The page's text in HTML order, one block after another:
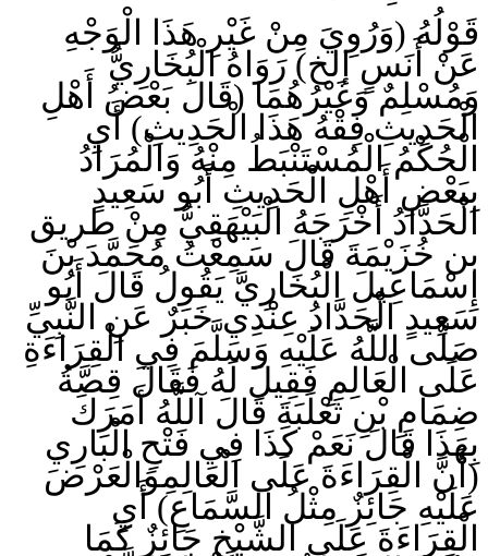
قَوْلُهُ (وَرُوِيَ مِنْ غَيْرِ هَذَا الْوَجْهِ
عَنْ أَنَسٍ إلخ) رَوَاهُ الْبُخَارِيُّ
وَمُسْلِمٌ وَغَيْرُهُمَا (قَالَ بَعْضُ أَهْلِ
الْحَدِيثِ فِقْهُ هَذَا الْحَدِيثِ) أَيِ
الْحُكْمُ الْمُسْتَنْبَطُ مِنْهُ وَالْمُرَادُ
بِبَعْضِ أَهْلِ الْحَدِيثِ أَبُو سَعِيدٍ
الْحَدَّادُ أَخْرَجَهُ الْبَيْهَقِيُّ مِنْ طريق
بن خُزَيْمَةَ قَالَ سَمِعْتُ مُحَمَّدَ بْنَ
إِسْمَاعِيلَ الْبُخَارِيَّ يَقُولُ قَالَ أَبُو
سَعِيدٍ الْحَدَّادُ عِنْدِي خَبَرٌ عَنِ النَّبِيِّ
صَلَّى اللَّهُ عَلَيْهِ وَسَلَّمَ فِي الْقِرَاءَةِ
عَلَى الْعَالِمِ فَقِيلَ لَهُ فَقَالَ قِصَّةُ
ضِمَامِ بْنِ ثَعْلَبَةَ قَالَ آللَّهُ أَمَرَكَ
بِهَذَا قَالَ نَعَمْ كَذَا فِي فَتْحِ الْبَارِي
(أَنَّ الْقِرَاءَةَ عَلَى الْعَالِمِوَالْعَرْضَ
عَلَيْهِ جَائِزٌ مِثْلُ السَّمَاعِ) أَيِ
الْقِرَاءَةَ عَلَى الشَّيْخِ جَائِزٌ كَمَا